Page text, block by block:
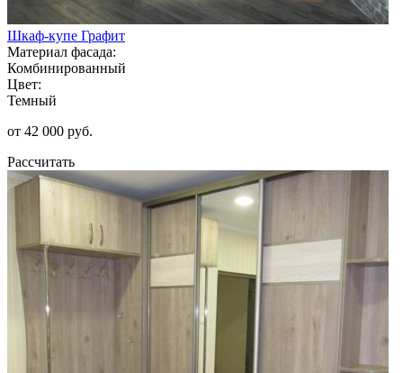
Шкаф-купе Графит
Материал фасада:
Комбинированный
Цвет:
Темный
от 42 000 руб.
Рассчитать